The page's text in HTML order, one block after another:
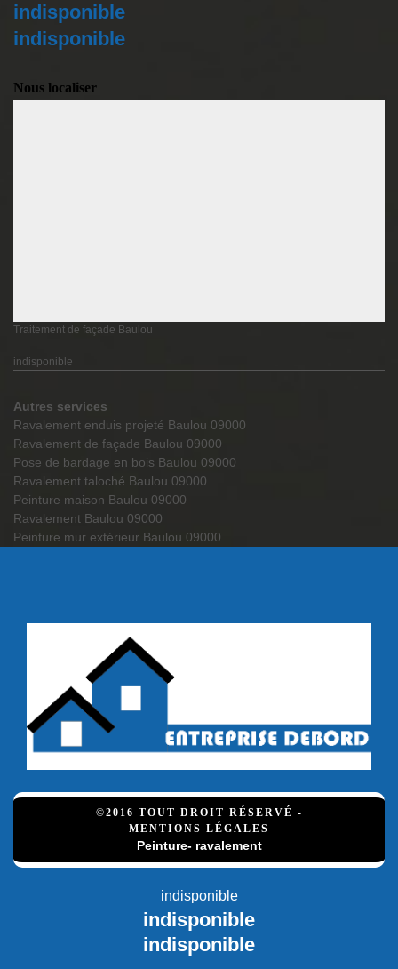
indisponible
indisponible
Nous localiser
Traitement de façade Baulou
indisponible
Autres services
Ravalement enduis projeté Baulou 09000
Ravalement de façade Baulou 09000
Pose de bardage en bois Baulou 09000
Ravalement taloché Baulou 09000
Peinture maison Baulou 09000
Ravalement Baulou 09000
Peinture mur extérieur Baulou 09000
©2016 TOUT DROIT RÉSERVÉ -
MENTIONS LÉGALES
Peinture- ravalement
indisponible
indisponible
indisponible